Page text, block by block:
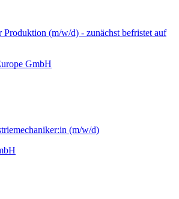
Produktion (m/w/d) - zunächst befristet auf
GmbH
(m/w/d)